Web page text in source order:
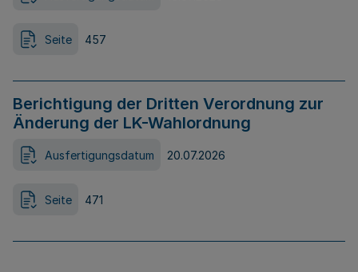
Seite 457
Berichtigung der Dritten Verordnung zur
Änderung der LK-Wahlordnung
Ausfertigungsdatum 20.07.2026
Seite 471